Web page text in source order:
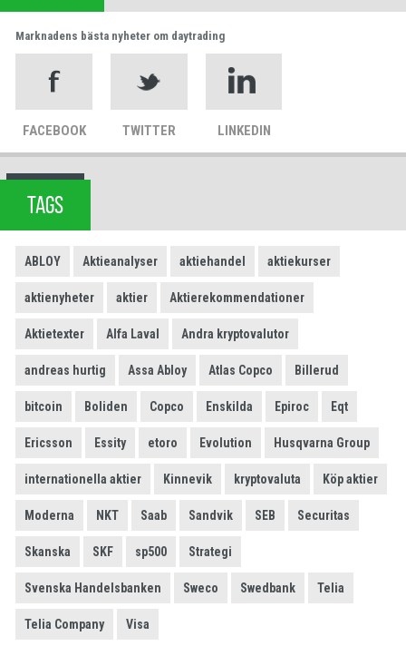
Marknadens bästa nyheter om daytrading
FACEBOOK TWITTER LINKEDIN
TAGS
ABLOY Aktieanalyser aktiehandel aktiekurser
aktienyheter aktier Aktierekommendationer
Aktietexter Alfa Laval Andra kryptovalutor
andreas hurtig Assa Abloy Atlas Copco Billerud
bitcoin Boliden Copco Enskilda Epiroc Eqt
Ericsson Essity etoro Evolution Husqvarna Group
internationella aktier Kinnevik kryptovaluta Köp aktier
Moderna NKT Saab Sandvik SEB Securitas
Skanska SKF sp500 Strategi
Svenska Handelsbanken Sweco Swedbank Telia
Telia Company Visa